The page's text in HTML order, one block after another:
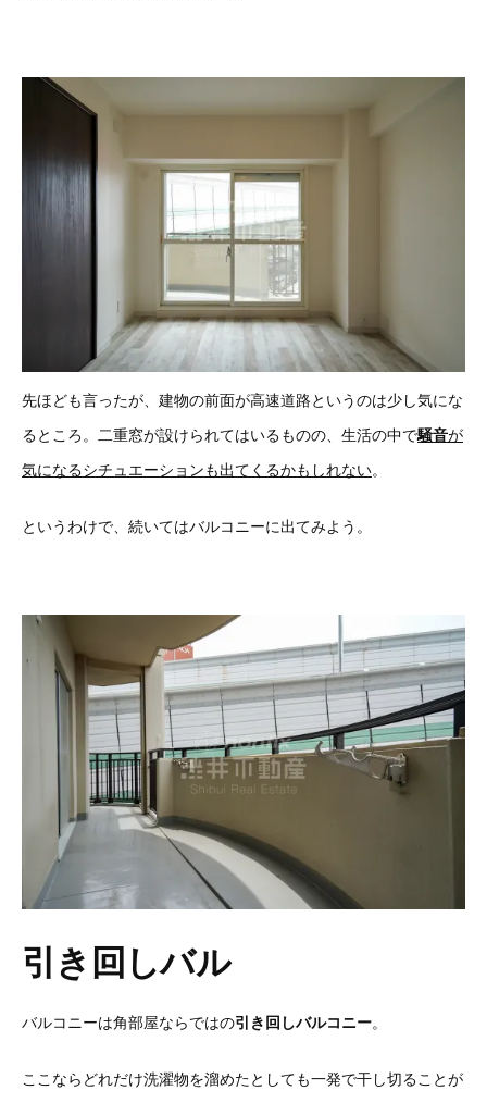
先ほども言ったが、建物の前面が高速道路というのは少し気にな
るところ。二重窓が設けられてはいるものの、生活の中で騒音が
気になるシチュエーションも出てくるかもしれない。
というわけで、続いてはバルコニーに出てみよう。
引き回しバル
バルコニーは角部屋ならではの引き回しバルコニー。
ここならどれだけ洗濯物を溜めたとしても一発で干し切ることが